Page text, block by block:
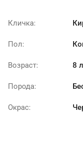
Кличка:
Пол:
Возраст: 8
Порода:
Окрас: